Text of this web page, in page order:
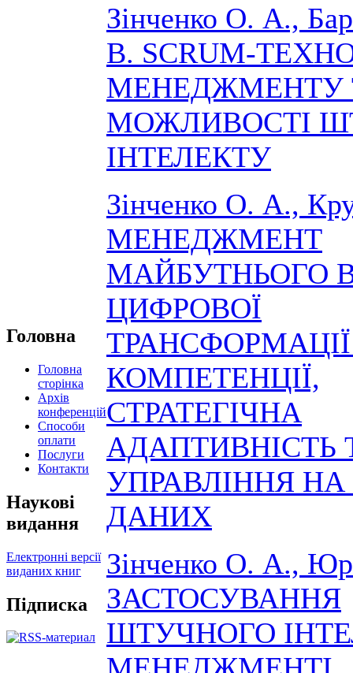
Головна
Головна
сторінка
Архів
конференцій
Способи
оплати
Послуги
Контакти
Наукові
видання
Електронні версії
виданих книг
Підписка
Зінченко О. А.,
В. SCRUM-
МЕНЕДЖМЕНТУ
МОЖЛИВОСТІ
ІНТЕЛЕКТУ
Зінченко О. А.,
МЕНЕДЖМЕНТ
МАЙБУТНЬОГО
ЦИФРОВОЇ
КОМПЕТЕНЦІЇ,
СТРАТЕГІЧНА
АДАПТИВНІСТЬ
УПРАВЛІННЯ НА
ДАНИХ
Зінченко О. А.,
ЗАСТОСУВАННЯ
ШТУЧНОГО